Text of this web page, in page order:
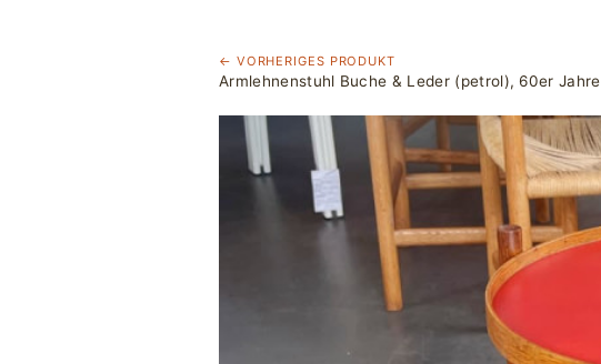
← VORHERIGES PRODUKT
Armlehnenstuhl Buche & Leder (petrol), 60er Jahre